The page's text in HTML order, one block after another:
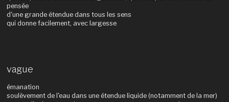
pensée
d'une grande étendue dans tous les sens
qui donne facilement, avec largesse
vague
émanation
soulèvement de l'eau dans une étendue liquide (notamment de la mer)